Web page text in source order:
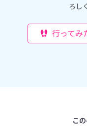
ろし
行ってみ
こ